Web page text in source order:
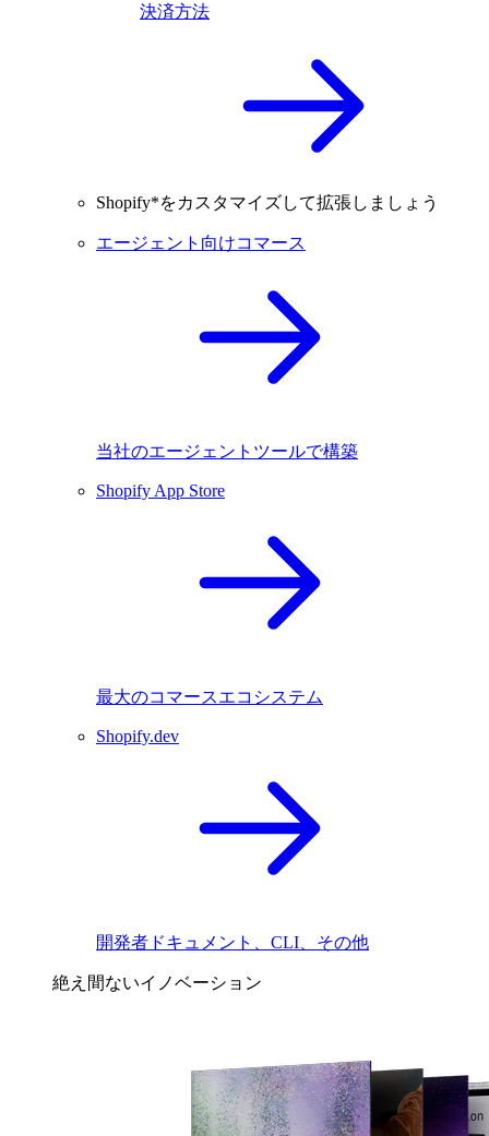
決済方法
Shopify*をカスタマイズして拡張しましょう
エージェント向けコマース
当社のエージェントツールで構築
Shopify App Store
最大のコマースエコシステム
Shopify.dev
開発者ドキュメント、CLI、その他
絶え間ないイノベーション